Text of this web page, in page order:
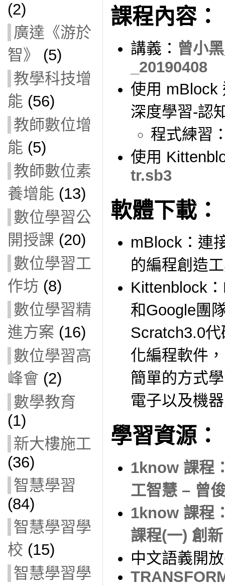
(2)
廣達《游於
智》
(5)
教學科技增
能 (56)
教師數位增
能 (5)
教師數位素
養增能 (13)
數位學習公
開授課 (20)
數位學習工
作坊 (8)
數位學習精
進方案 (16)
數位學習高
峰會 (2)
數學教育
(1)
新大樓施工
(36)
智慧學習
(84)
智慧學習學
校 (15)
智慧學習學
課程內容：
講義： 曾小
_20190408
使用 mBlock
深度學習-認
程式練習
使用
tr.sb3
軟體下載：
mBlock：連
的編程創造
Kittenblock
和Google團
Scratch3.0
化編程軟件
簡單的方式
電子以及機
學習資源：
1know 課程
工智慧 – 曾
1know 課程
課程(一) 創
中文語義開